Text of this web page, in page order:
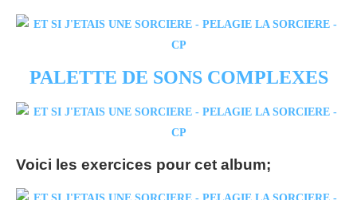
PALETTE DE SONS COMPLEXES
Voici les exercices pour cet album;